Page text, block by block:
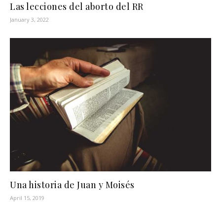
Las lecciones del aborto del RR
January 3, 2022
Una historia de Juan y Moisés
April 15, 2019